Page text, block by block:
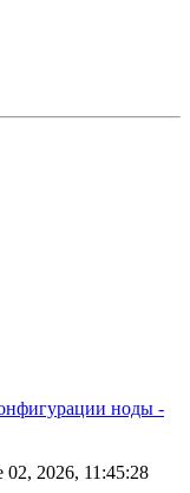
ноды -
02, 2026, 11:45:28